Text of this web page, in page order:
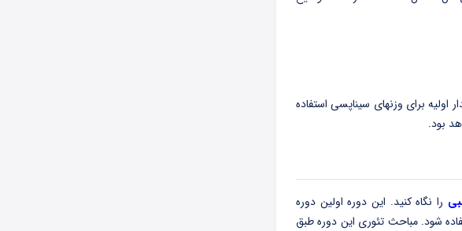
برای وزنهای سیناپسی استفاده
بود.
را نگاه کنید. این دوره اولین دوره
شود. مباحث تئوری این دوره طبق